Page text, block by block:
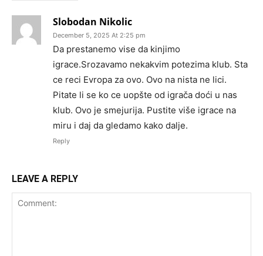
Slobodan Nikolic
December 5, 2025 At 2:25 pm
Da prestanemo vise da kinjimo
igrace.Srozavamo nekakvim potezima klub. Sta
ce reci Evropa za ovo. Ovo na nista ne lici.
Pitate li se ko ce uopšte od igrača doći u nas
klub. Ovo je smejurija. Pustite više igrace na
miru i daj da gledamo kako dalje.
Reply
LEAVE A REPLY